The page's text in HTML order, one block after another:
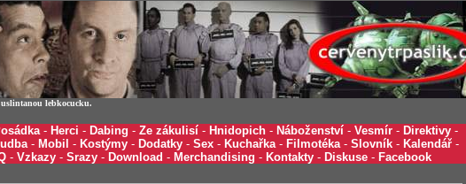
lebkocucku.
- Herci - Dabing - Ze zákulisí - Hnidopich - Náboženství - Vesmír - Direktivy -
- Mobil - Kostýmy - Dodatky - Sex - Kuchařka- Filmotéka- Slovník - Kalendář -
- Vzkazy - Srazy - Download - Merchandising - Kontakty - Diskuse - Facebook